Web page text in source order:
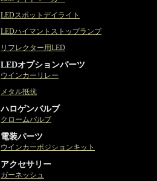
LEDスポットデイライト
LEDハイマントストップランプ
リフレクター用LED
LEDオプションパーツ
ウインカーリレー
メタル抵抗
ハロゲンバルブ
クロームバルブ
電装パーツ
ウインカーポジションキット
アクセサリー
ガーネッシュ